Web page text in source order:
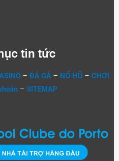
tin tức
– ĐÁ GÀ– NỔ HŨ – CHƠI
– SITEMAP